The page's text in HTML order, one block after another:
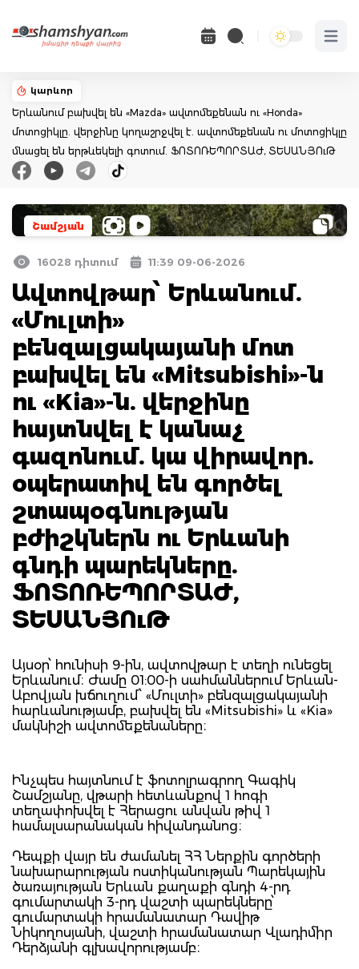
Open
կարևոր
Երևանում բախվել են «Mazda» ավտոմեքենան ու «Honda»
մոտոցիկլը. վերջինը կողաշրջվել է. ավտոմեքենան ու մոտոցիկլը
մնացել են երթևեկելի գոտում. ՖՈՏՈՌԵՊՈՐՏԱԺ, ՏԵՍԱՆՅՈւԹ
Շամշյան
16028 դիտում 11:39 09-06-2026
Ավտովթար՝ Երևանում.
«Մուլտի»
բենզալցակայանի մոտ
բախվել են «Mitsubishi»-ն
ու «Kia»-ն. վերջինը
հայտնվել է կանաչ
գազոնում. կա վիրավոր.
օպերատիվ են գործել
շտապօգնության
բժիշկներն ու Երևանի
գնդի պարեկները.
ՖՈՏՈՌԵՊՈՐՏԱԺ,
ՏԵՍԱՆՅՈւԹ
Այսօր՝ հունիսի 9-ին, ավտովթար է տեղի ունեցել
Երևանում։ Ժամը 01:00-ի սահմաններում Երևան-
Աբովյան խճուղում՝ «Մուլտի» բենզալցակայանի
հարևանությամբ, բախվել են «Mitsubishi» և «Kia»
մակնիշի ավտոմեքենաները։
Ինչպես հայտնում է ֆոտոլրագրող Գագիկ
Շամշյանը, վթարի հետևանքով 1 հոգի
տեղափոխվել է Հերացու անվան թիվ 1
համալսարանական հիվանդանոց։
Դեպքի վայր են ժամանել ՀՀ Ներքին գործերի
նախարարության ոստիկանության Պարեկային
ծառայության Երևան քաղաքի գնդի 4-րդ
գումարտակի 3-րդ վաշտի պարեկները՝
գումարտակի հրամանատար Դավիթ
Նիկողոսյանի, վաշտի հրամանատար Վլադիմիր
Դերձյանի գլխավորությամբ։